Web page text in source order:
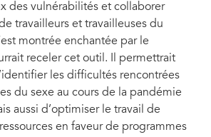
des vulnérabilités et collaborer
travailleurs et travailleuses du
montrée enchantée par le
receler cet outil. Il permettrait
les difficultés rencontrées
du sexe au cours de la pandémie
aussi d’optimiser le travail de
en faveur de programmes